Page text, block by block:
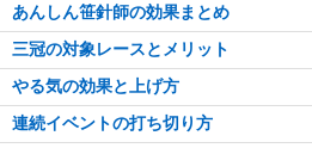
あんしん笹針師の効果まとめ
三冠の対象レースとメリット
やる気の効果と上げ方
連続イベントの打ち切り方